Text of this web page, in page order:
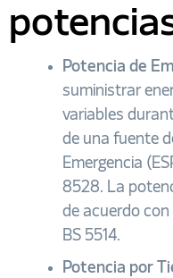
Potencia de
suministrar
variables
de una fuente
Emergencia
8528. La
de acuerdo con
BS 5514.
Potencia por